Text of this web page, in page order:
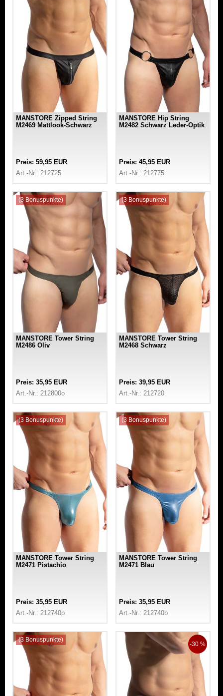
MANSTORE Zipped String
M2469 Mattlook-Schwarz
Preis: 59,95 EUR
Art.-Nr.: 212725
MANSTORE Hip String
M2482 Schwarz Leder-Optik
Preis: 45,95 EUR
Art.-Nr.: 212775
(3 Bonuspunkte)
MANSTORE Tower String
M2486 Oliv
Preis: 35,95 EUR
Art.-Nr.: 212800o
(3 Bonuspunkte)
MANSTORE Tower String
M2468 Schwarz
Preis: 39,95 EUR
Art.-Nr.: 212720
(3 Bonuspunkte)
MANSTORE Tower String
M2471 Pistachio
Preis: 35,95 EUR
Art.-Nr.: 212740p
(3 Bonuspunkte)
MANSTORE Tower String
M2471 Blau
Preis: 35,95 EUR
Art.-Nr.: 212740b
(3 Bonuspunkte)
-30 %